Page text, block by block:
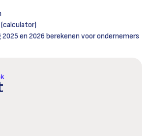
en 2026 berekenen voor ondernemers